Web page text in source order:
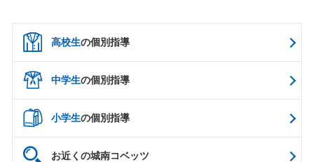
高校生の個別指導
中学生の個別指導
小学生の個別指導
お近くの城南コベッツ